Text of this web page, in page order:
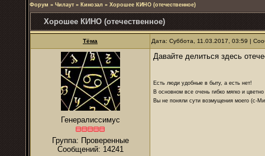
Форум » Чилаут » Кинозал » Хорошее КИНО (отечественное)
Хорошее КИНО (отечественное)
Тёма Дата: Суббота, 11.03.2017, 03:59 |
Генералиссимус
Группа: Проверенные
Сообщений: 14241
Давайте делиться здесь
Есть люди удобные в быту, а есть нет!
В основном все очень гибко мягко и цветно
Вы не поняли сути возмущения моего (с-